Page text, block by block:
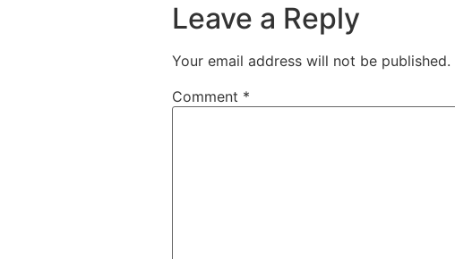
Leave a Reply
Your email address will not be published.
Comment *